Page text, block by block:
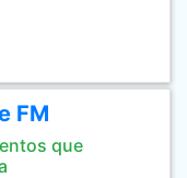
FM
que